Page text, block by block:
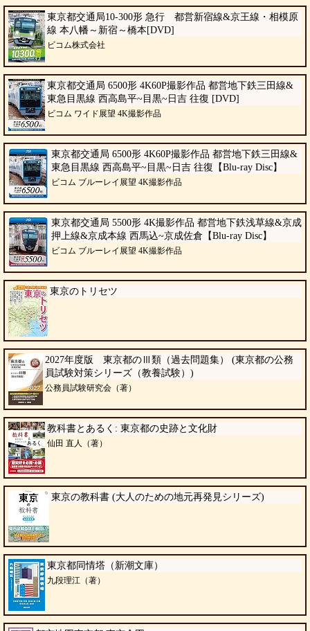
東京都交通局10-300形 急行 都営新宿線&京王線・相模原
線 本八幡～新宿～橋本[DVD]
ビコム株式会社
東京都交通局 6500形 4K60P撮影作品 都営地下鉄三田線&
東急目黒線 西高島平~目黒~日吉 往復 [DVD]
ビコム ワイド展望 4K撮影作品
東京都交通局 6500形 4K60P撮影作品 都営地下鉄三田線&
東急目黒線 西高島平~目黒~日吉 往復【Blu-ray Disc】
ビコム ブルーレイ展望 4K撮影作品
東京都交通局 5500形 4K撮影作品 都営地下鉄浅草線&京成
押上線&京成本線 西馬込~京成佐倉【Blu-ray Disc】
ビコム ブルーレイ展望 4K撮影作品
東京のトリセツ
2027年度版 東京都のⅢ類（過去問題集） (東京都の公務
員試験対策シリーズ（教養試験）)
公務員試験研究会（著）
教科書とあるく: 東京都の史跡と文化財
仙田 直人（著）
東京の教科書 (大人のための地元再発見シリーズ)
東京都同情塔（新潮文庫）
九段理江（著）